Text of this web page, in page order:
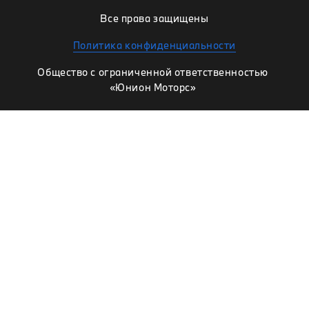
Все права защищены
Политика конфиденциальности
Общество с ограниченной ответственностью
«Юнион Моторс»